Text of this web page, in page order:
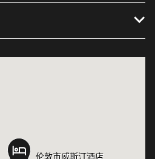
伦敦市威斯汀酒店
伦敦市威斯汀酒店